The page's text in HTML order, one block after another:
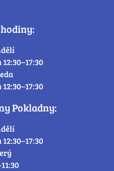
12:30–17:30
12:30–17:30
Pokladny:
12:30–17:30